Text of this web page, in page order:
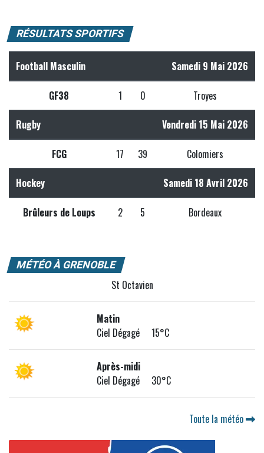
RÉSULTATS SPORTIFS
Football Masculin Samedi 9 Mai 2026
GF38 1 0 Troyes
Rugby Vendredi 15 Mai 2026
FCG 17 39 Colomiers
Hockey Samedi 18 Avril 2026
Brûleurs de Loups 2 5 Bordeaux
MÉTÉO À GRENOBLE
St Octavien
Matin
Ciel Dégagé 15°C
Après-midi
Ciel Dégagé 30°C
Toute la météo